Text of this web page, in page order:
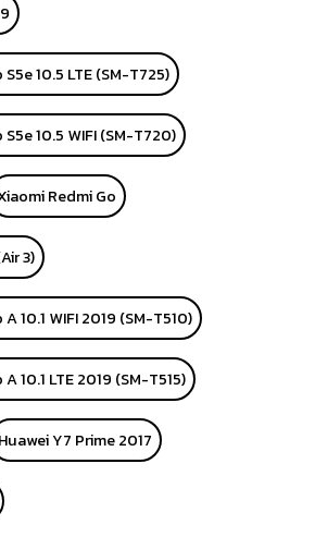
10.5 LTE (SM-T725)
10.5 WIFI (SM-T720)
Redmi Go
3)
10.1 WIFI 2019 (SM-T510)
10.1 LTE 2019 (SM-T515)
Huawei Y7 Prime 2017